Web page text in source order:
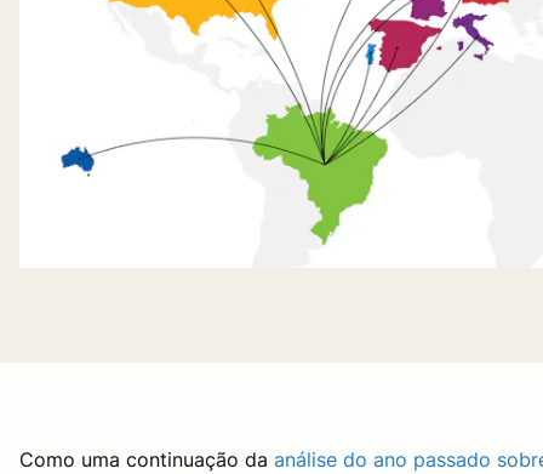
Como uma continuação da análise do ano passado